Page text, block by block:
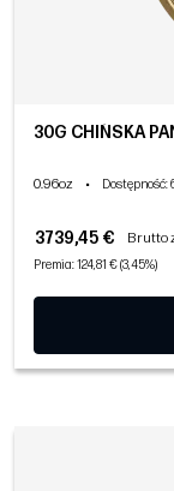
30G CHIŃSKA
0.96oz • Dostępność:
3739,45 € Brutto
Premia: 124,81 € (3,45%)